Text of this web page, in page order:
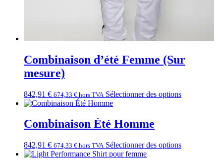
Combinaison d’été Femme (Sur
mesure)
842,91 € 674,33 € hors TVA Sélectionner des options
Combinaison Été Homme
842,91 € 674,33 € hors TVA Sélectionner des options